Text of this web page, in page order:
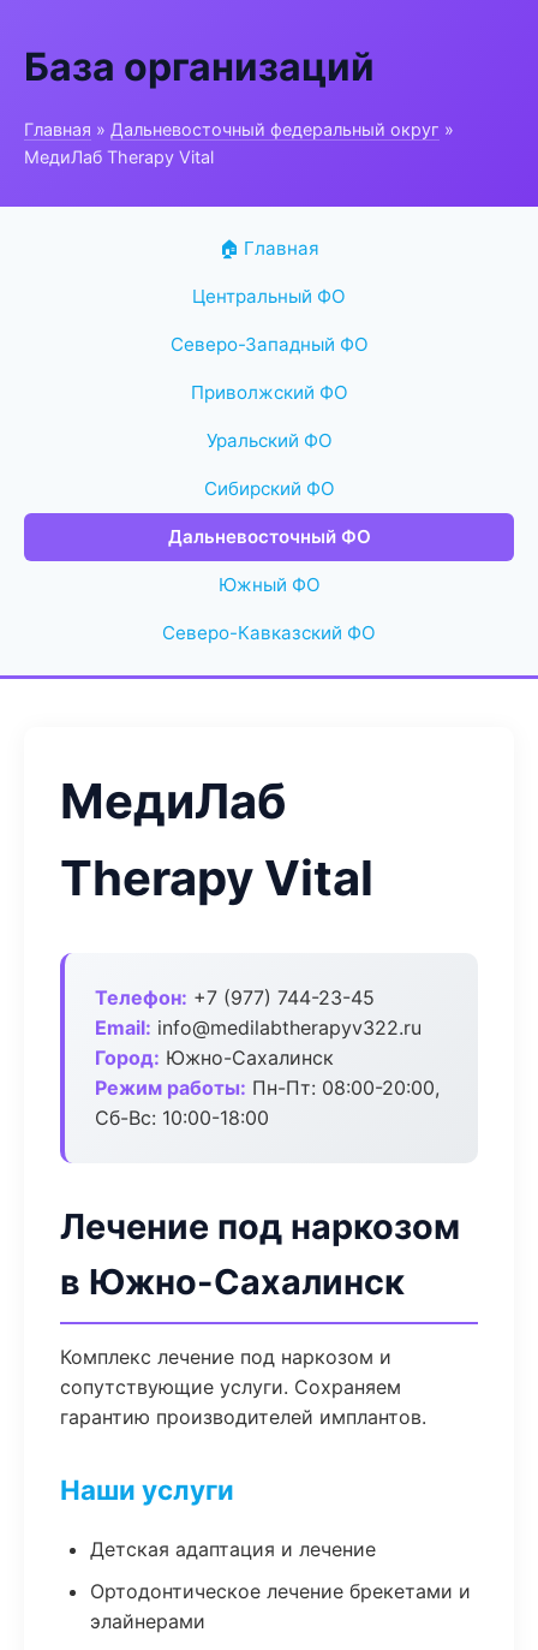
База организаций
Главная » Дальневосточный федеральный округ »
МедиЛаб Therapy Vital
🏠 Главная
Центральный ФО
Северо-Западный ФО
Приволжский ФО
Уральский ФО
Сибирский ФО
Дальневосточный ФО
Южный ФО
Северо-Кавказский ФО
МедиЛаб
Therapy Vital
Телефон: +7 (977) 744-23-45
Email: info@medilabtherapyv322.ru
Город: Южно-Сахалинск
Режим работы: Пн-Пт: 08:00-20:00,
Сб-Вс: 10:00-18:00
Лечение под наркозом
в Южно-Сахалинск
Комплекс лечение под наркозом и
сопутствующие услуги. Сохраняем
гарантию производителей имплантов.
Наши услуги
Детская адаптация и лечение
Ортодонтическое лечение брекетами и
элайнерами